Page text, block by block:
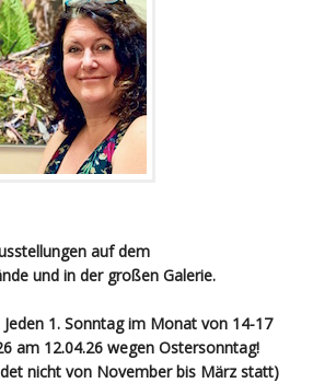
auf dem
und in der großen Galerie.
1. Sonntag im Monat von 14-17
am 12.04.26 wegen Ostersonntag!
nicht von November bis März statt)